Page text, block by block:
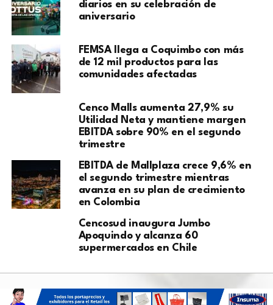
diarios en su celebración de
aniversario
FEMSA llega a Coquimbo con más
de 12 mil productos para las
comunidades afectadas
Cenco Malls aumenta 27,9% su
Utilidad Neta y mantiene margen
EBITDA sobre 90% en el segundo
trimestre
EBITDA de Mallplaza crece 9,6% en
el segundo trimestre mientras
avanza en su plan de crecimiento
en Colombia
Cencosud inaugura Jumbo
Apoquindo y alcanza 60
supermercados en Chile